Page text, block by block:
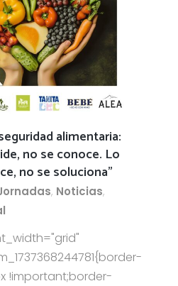
alimentaria:
no se conoce. Lo
no se soluciona”
, Noticias,
!important;border-